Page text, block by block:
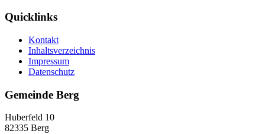
Quicklinks
Kontakt
Inhaltsverzeichnis
Impressum
Datenschutz
Gemeinde Berg
Huberfeld 10
82335 Berg